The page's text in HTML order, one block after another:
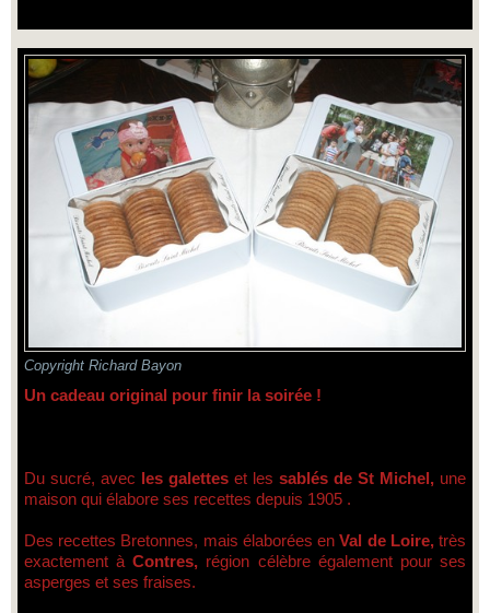
Copyright Richard Bayon
Un cadeau original pour finir la soirée !
Du sucré, avec les galettes et les sablés de St Michel, une
maison qui élabore ses recettes depuis 1905 .
Des recettes Bretonnes, mais élaborées en Val de Loire,très
exactement à Contres, région célèbre également pour ses
asperges et ses fraises.